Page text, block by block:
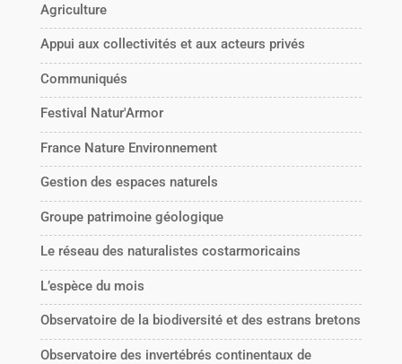
Agriculture
Appui aux collectivités et aux acteurs privés
Communiqués
Festival Natur'Armor
France Nature Environnement
Gestion des espaces naturels
Groupe patrimoine géologique
Le réseau des naturalistes costarmoricains
L’espèce du mois
Observatoire de la biodiversité et des estrans bretons
Observatoire des invertébrés continentaux de